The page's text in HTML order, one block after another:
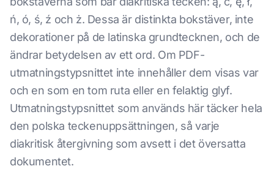
ń, ó, ś, ź och ż. Dessa är distinkta bokstäver, inte
dekorationer på de latinska grundtecknen, och de
ändrar betydelsen av ett ord. Om PDF-
utmatningstypsnittet inte innehåller dem visas var
och en som en tom ruta eller en felaktig glyf.
Utmatningstypsnittet som används här täcker hela
den polska teckenuppsättningen, så varje
diakritisk återgivning som avsett i det översatta
dokumentet.